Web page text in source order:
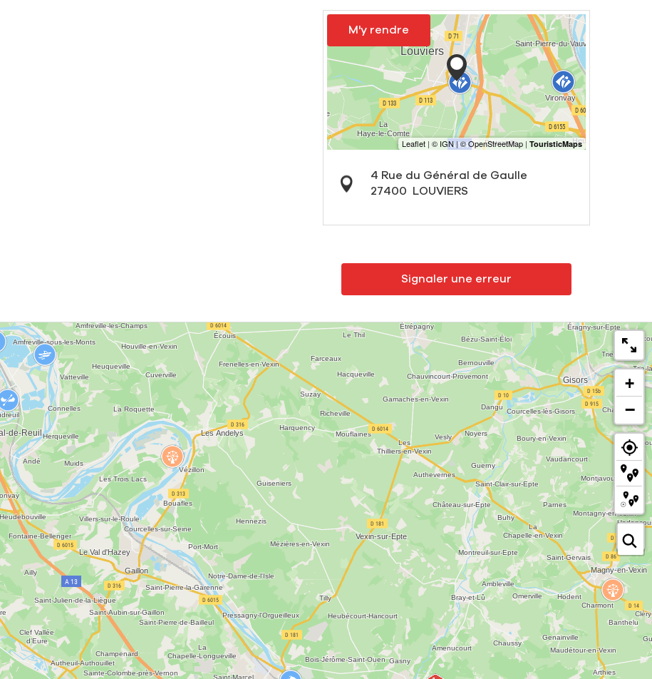
M'y rendre
4 Rue du Général de Gaulle
27400
LOUVIERS
Signaler une erreur
+
−